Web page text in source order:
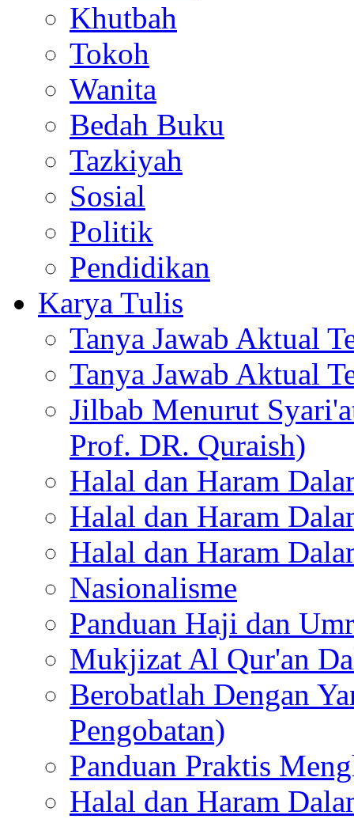
Khutbah
Tokoh
Wanita
Bedah Buku
Tazkiyah
Sosial
Politik
Pendidikan
Karya Tulis
Tanya Jawab Aktual
Tanya Jawab Aktual
Jilbab Menurut
Prof. DR. Quraish)
Halal dan Haram
Halal dan Haram
Halal dan Haram
Nasionalisme
Panduan Haji dan
Mukjizat Al Qur'an
Berobatlah Dengan
Pengobatan)
Panduan Praktis
Halal dan Haram